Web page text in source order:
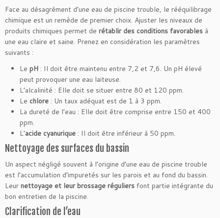
Face au désagrément d’une eau de piscine trouble, le rééquilibrage
chimique est un remède de premier choix. Ajuster les niveaux de
produits chimiques permet de rétablir des conditions favorables à
une eau claire et saine. Prenez en considération les paramètres
suivants :
Le pH : Il doit être maintenu entre 7,2 et 7,6. Un pH élevé
peut provoquer une eau laiteuse.
L’alcalinité : Elle doit se situer entre 80 et 120 ppm.
Le chlore : Un taux adéquat est de 1 à 3 ppm.
La dureté de l’eau : Elle doit être comprise entre 150 et 400
ppm.
L’acide cyanurique : Il doit être inférieur à 50 ppm.
Nettoyage des surfaces du bassin
Un aspect négligé souvent à l’origine d’une eau de piscine trouble
est l’accumulation d’impuretés sur les parois et au fond du bassin.
Leur nettoyage et leur brossage réguliers font partie intégrante du
bon entretien de la piscine.
Clarification de l’eau